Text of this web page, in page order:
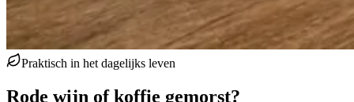
Praktisch in het dagelijks leven
Rode wijn of koffie gemorst?